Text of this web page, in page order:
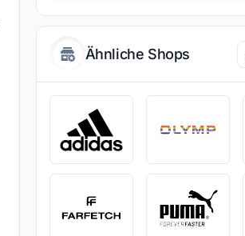
Ähnliche Shops